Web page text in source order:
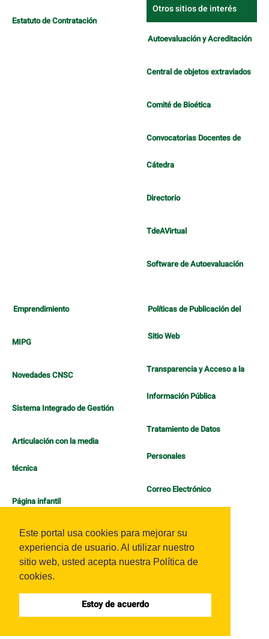
Este portal usa cookies para mejorar su
experiencia de usuario. Al utilizar nuestro
sitio web, usted acepta nuestra Política de
cookies.
Estoy de acuerdo
Estatuto de Contratación
Otros sitios de interés
Autoevaluación y Acreditación
Central de objetos extraviados
Comité de Bioética
Convocatorias Docentes de
Cátedra
Directorio
TdeAVirtual
Software de Autoevaluación
Emprendimiento
MIPG
Novedades CNSC
Sistema Integrado de Gestión
Articulación con la media
técnica
Página infantil
Políticas de Publicación del
Sitio Web
Transparencia y Acceso a la
Información Pública
Tratamiento de Datos
Personales
Correo Electrónico